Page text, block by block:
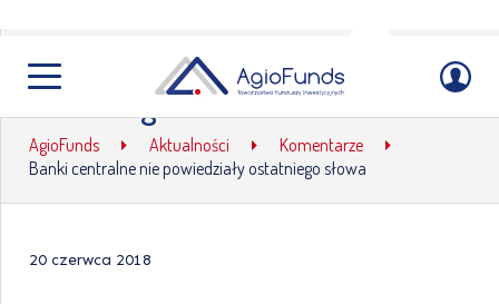
Banki centralne nie powiedziały
ostatniego słowa
AgioFunds Aktualności
Komentarze
Banki centralne nie powiedziały ostatniego słowa
20 czerwca 2018